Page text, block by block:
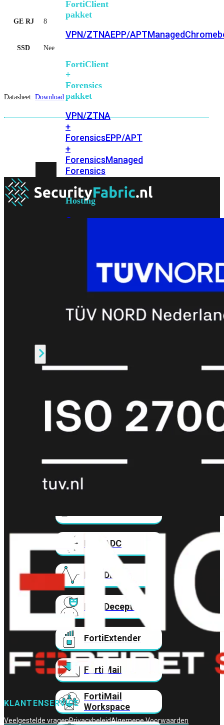
FortiClient
pakket
VPN/ZTNAEPP/APTManaged
FortiClient
+
Forensics
pakket
VPN/ZTNA
+
ForensicsEPP/APT
+
ForensicsManaged
Forensics
Hosting
On-
FortiClientFortiEndpoint
FortiSwitch
FortiADC
FortiDDoS
FortiDeceptor
FortiExtender
FortiMail
FortiMail
Workspace
GE RJ 8
SSD Nee
Datasheet: Download
KLANTENSERVICE
Veelgestelde vragenPrivacybeleidAlgemene Voorwaarden